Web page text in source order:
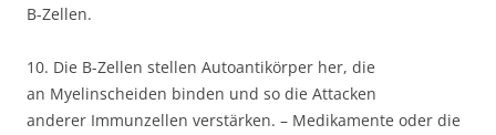
B-Zellen.
10. Die B-Zellen stellen Autoantikörper her, die
an Myelinscheiden binden und so die Attacken
anderer Immunzellen verstärken. – Medikamente oder die